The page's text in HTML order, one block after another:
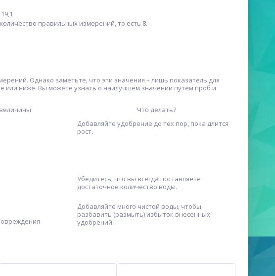
правильных измерений, то есть 8.
Однако заметьте, что эти значения – лишь показатель для
или ниже. Вы можете узнать о наилучшем значении путем проб и
Что делать?
Добавляйте удобрение до тех пор, пока длится
рост.
Убедитесь, что вы всегда поставляете
достаточное количество воды.
Добавляйте много чистой воды, чтобы
разбавить (размыть) избыток внесенных
удобрений.